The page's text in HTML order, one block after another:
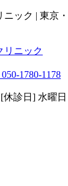
ック | 東京
050-1780-1178
休診日] 水曜日